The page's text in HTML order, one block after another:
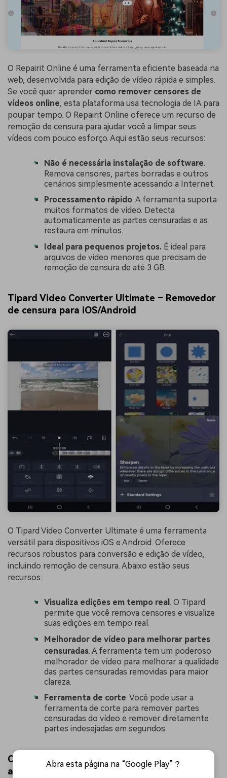
O Repairit Online é uma ferramenta eficiente baseada na
web, desenvolvida para edição de vídeo rápida e simples.
Se você quer aprender como remover censores de
vídeos online, esta plataforma usa tecnologia de IA para
poupar tempo. O Repairit Online oferece um recurso de
remoção de censura para ajudar você a limpar seus
vídeos com pouco esforço. Aqui estão seus recursos:
Não é necessária instalação de software.
Remova censores, partes borradas e outros
cenários simplesmente acessando a Internet.
Processamento rápido. A ferramenta suporta
muitos formatos de vídeo. Detecta
automaticamente as partes censuradas e as
restaura em minutos.
Ideal para pequenos projetos. É ideal para
arquivos de vídeo menores que precisam de
remoção de censura de até 3 GB.
Tipard Video Converter Ultimate – Removedor
de censura para iOS/Android
O Tipard Video Converter Ultimate é uma ferramenta
versátil para dispositivos iOS e Android. Oferece
recursos robustos para conversão e edição de vídeo,
incluindo remoção de censura. Abaixo estão seus
recursos:
Visualiza edições em tempo real . O Tipard
permite que você remova censores e visualize
suas edições em tempo real.
Melhorador de vídeo para melhorar partes
censuradas. A ferramenta tem um poderoso
melhorador de vídeo para melhorar a qualidade
das partes censuradas removidas para maior
clareza.
Ferramenta de corte. Você pode usar a
ferramenta de corte para remover partes
censuradas do vídeo e remover diretamente
partes indesejadas em segundos.
Comparação de ferramentas online vs.
aplicativos de software
Abra esta página na “Google Play”？